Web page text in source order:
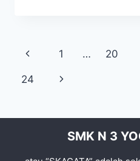
Page
navigation
1 … 20
24
SMK N 3